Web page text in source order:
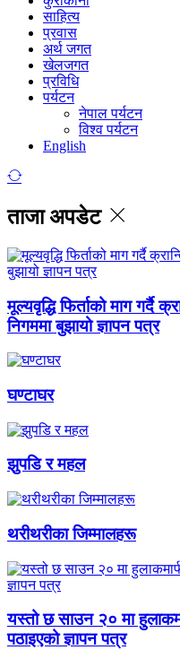
साहित्य
प्रवास
अर्थ जगत
खेलजगत
प्रविधि
पर्यटन
नेपाल पर्यटन
विश्व पर्यटन
English
ताजा अपडेट
मूल्यवृद्धि फिर्ताको माग गर्दै
निगममा बुझायो ज्ञापन पत्र
घण्टाघर
झुपडि र महल
थरीथरीका जिम्मालहरू
यस्तो छ साउन २० मा
पठाइएको ज्ञापन पत्र